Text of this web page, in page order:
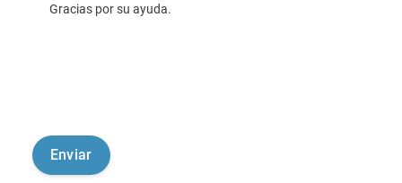
Gracias por su ayuda.